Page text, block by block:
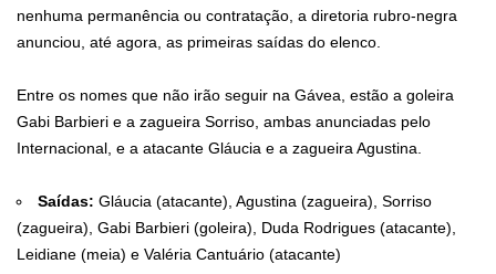
nenhuma permanência ou contratação, a diretoria rubro-negra
anunciou, até agora, as primeiras saídas do elenco.
Entre os nomes que não irão seguir na Gávea, estão a goleira
Gabi Barbieri e a zagueira Sorriso, ambas anunciadas pelo
Internacional, e a atacante Gláucia e a zagueira Agustina.
Saídas: Gláucia (atacante), Agustina (zagueira), Sorriso
(zagueira), Gabi Barbieri (goleira), Duda Rodrigues (atacante),
Leidiane (meia) e Valéria Cantuário (atacante)